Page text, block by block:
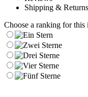
Shipping & Returns
Choose a ranking for this